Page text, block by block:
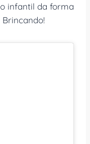
infantil da forma